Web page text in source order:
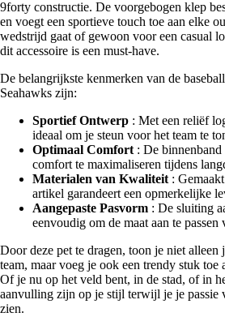
9forty constructie. De voorgebogen klep
en voegt een sportieve touch toe aan elke
wedstrijd gaat of gewoon voor een casual
dit accessoire is een must-have.
De belangrijkste kenmerken van de
Seahawks zijn:
Sportief Ontwerp : Met een reliëf
ideaal om je steun voor het team te
Optimaal Comfort : De
comfort te maximaliseren tijdens
Materialen van Kwaliteit :
artikel garandeert een opmerkelijke
Aangepaste Pasvorm : De sluiting
eenvoudig om de maat aan te passen
Door deze pet te dragen, toon je niet alleen
team, maar voeg je ook een trendy stuk toe
Of je nu op het veld bent, in de stad, of in
aanvulling zijn op je stijl terwijl je je passie
zien.